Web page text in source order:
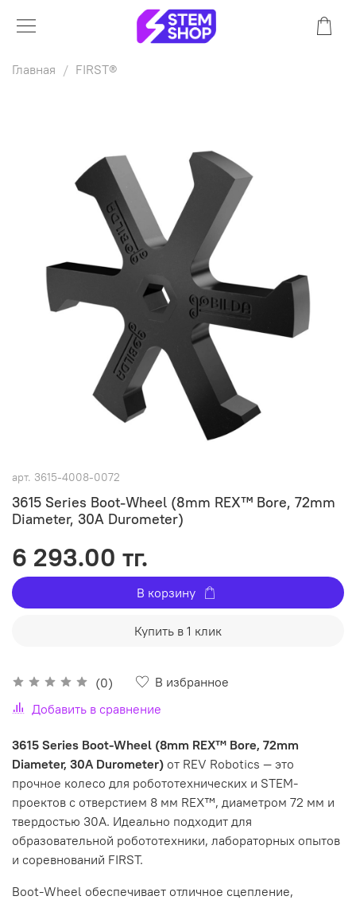
Главная FIRST®
арт. 3615-4008-0072
3615 Series Boot-Wheel (8mm REX™ Bore, 72mm
Diameter, 30A Durometer)
(0)
В избранное
Добавить в сравнение
6 293.00 тг.
В корзину
Купить в 1 клик
3615 Series Boot-Wheel (8mm REX™ Bore, 72mm
Diameter, 30A Durometer) от REV Robotics — это
прочное колесо для робототехнических и STEM-
проектов с отверстием 8 мм REX™, диаметром 72 мм и
твердостью 30A. Идеально подходит для
образовательной робототехники, лабораторных опытов
и соревнований FIRST.
Boot-Wheel обеспечивает отличное сцепление,